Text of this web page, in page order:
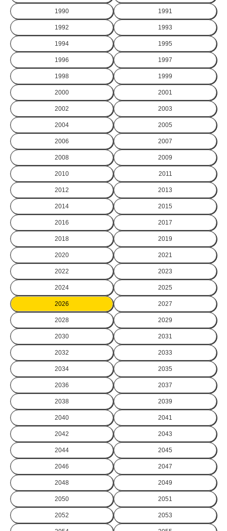
1990 1991
1992 1993
1994 1995
1996 1997
1998 1999
2000 2001
2002 2003
2004 2005
2006 2007
2008 2009
2010 2011
2012 2013
2014 2015
2016 2017
2018 2019
2020 2021
2022 2023
2024 2025
2026 2027
2028 2029
2030 2031
2032 2033
2034 2035
2036 2037
2038 2039
2040 2041
2042 2043
2044 2045
2046 2047
2048 2049
2050 2051
2052 2053